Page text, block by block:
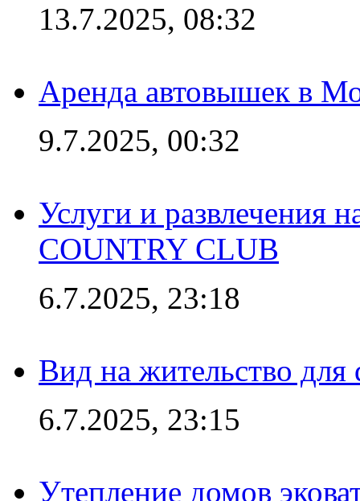
13.7.2025, 08:32
Аренда автовышек в
9.7.2025, 00:32
Услуги и развлечения
COUNTRY CLUB
6.7.2025, 23:18
Вид на жительство
6.7.2025, 23:15
Утепление домов